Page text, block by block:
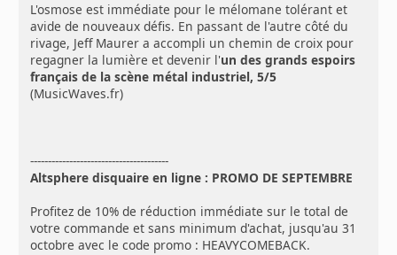
L'osmose est immédiate pour le mélomane tolérant et
avide de nouveaux défis. En passant de l'autre côté du
rivage, Jeff Maurer a accompli un chemin de croix pour
regagner la lumière et devenir l'un des grands espoirs
français de la scène métal industriel, 5/5
(MusicWaves.fr)
---------------------------------------
Altsphere disquaire en ligne : PROMO DE SEPTEMBRE
Profitez de 10% de réduction immédiate sur le total de
votre commande et sans minimum d'achat, jusqu'au 31
octobre avec le code promo : HEAVYCOMEBACK.